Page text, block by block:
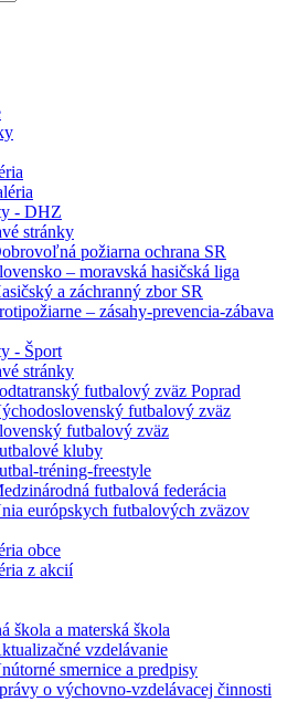
- DHZ
stránky
požiarna ochrana SR
– moravská hasičská liga
a záchranný zbor SR
– zásahy-prevencia-zábava
- Šport
stránky
futbalový zväz Poprad
futbalový zväz
futbalový zväz
kluby
tréning-freestyle
futbalová federácia
európskych futbalových zväzov
obce
z akcií
škola a materská škola
vzdelávanie
smernice a predpisy
o výchovno-vzdelávacej činnosti